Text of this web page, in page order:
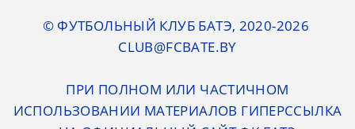
© ФУТБОЛЬНЫЙ КЛУБ БАТЭ, 2020-2026
CLUB@FCBATE.BY
ПРИ ПОЛНОМ ИЛИ ЧАСТИЧНОМ
ИСПОЛЬЗОВАНИИ МАТЕРИАЛОВ ГИПЕРССЫЛКА